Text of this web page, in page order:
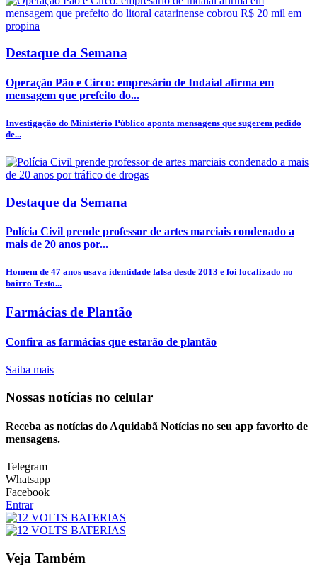
Destaque da Semana
Operação Pão e Circo: empresário de Indaial afirma em
mensagem que prefeito do...
Investigação do Ministério Público aponta mensagens que sugerem pedido
de...
Destaque da Semana
Polícia Civil prende professor de artes marciais condenado a
mais de 20 anos por...
Homem de 47 anos usava identidade falsa desde 2013 e foi localizado no
bairro Testo...
Farmácias de Plantão
Confira as farmácias que estarão de plantão
Saiba mais
Nossas notícias no celular
Receba as notícias do Aquidabã Notícias no seu app favorito de
mensagens.
Telegram
Whatsapp
Facebook
Entrar
Veja Também